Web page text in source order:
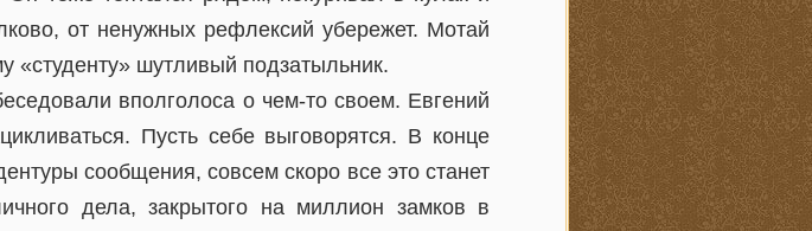
от ненужных рефлексий убережет. Мотай
шутливый подзатыльник.
вполголоса о чем-то своем. Евгений
Пусть себе выговорятся. В конце
сообщения, совсем скоро все это станет
дела, закрытого на миллион замков в